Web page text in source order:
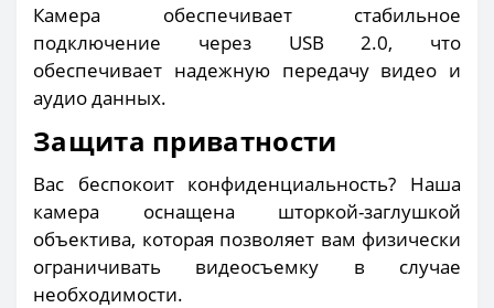
Камера обеспечивает стабильное
подключение через USB 2.0, что
обеспечивает надежную передачу видео и
аудио данных.
Защита приватности
Вас беспокоит конфиденциальность? Наша
камера оснащена шторкой-заглушкой
объектива, которая позволяет вам физически
ограничивать видеосъемку в случае
необходимости.